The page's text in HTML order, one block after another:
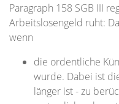
Paragraph 158 SGB III
Arbeitslosengeld ruht:
wenn
die ordentliche
wurde. Dabei ist
länger ist - zu